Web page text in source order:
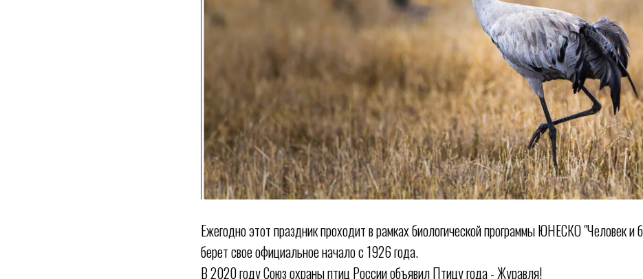
Ежегодно этот праздник проходит в рамках биологической программы ЮНЕСКО "Человек и
берет свое официальное начало с 1926 года.
В 2020 году Союз охраны птиц России объявил Птицу года - Журавля!